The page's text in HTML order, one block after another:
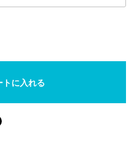
トに入れる